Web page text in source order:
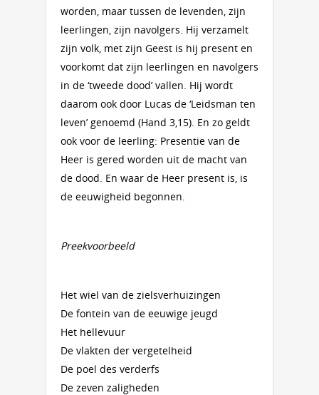
worden, maar tussen de levenden, zijn
leerlingen, zijn navolgers. Hij verzamelt
zijn volk, met zijn Geest is hij present en
voorkomt dat zijn leerlingen en navolgers
in de ‘tweede dood’ vallen. Hij wordt
daarom ook door Lucas de ‘Leidsman ten
leven’ genoemd (Hand 3,15). En zo geldt
ook voor de leerling: Presentie van de
Heer is gered worden uit de macht van
de dood. En waar de Heer present is, is
de eeuwigheid begonnen.
Preekvoorbeeld
Het wiel van de zielsverhuizingen
De fontein van de eeuwige jeugd
Het hellevuur
De vlakten der vergetelheid
De poel des verderfs
De zeven zaligheden